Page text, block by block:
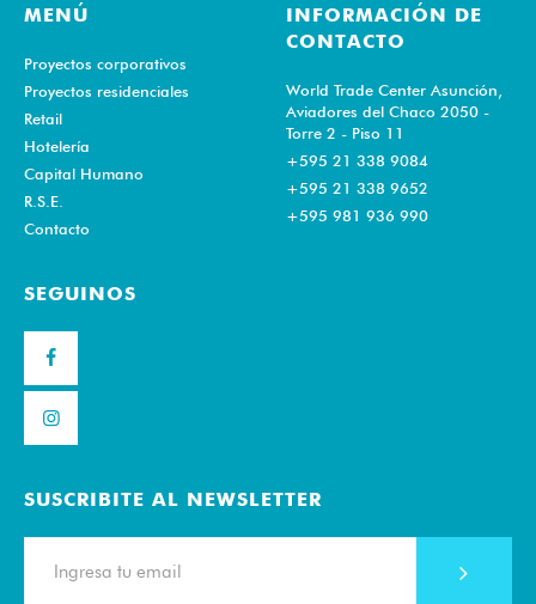
MENÚ
Proyectos corporativos
Proyectos residenciales
Retail
Hotelería
Capital Humano
R.S.E.
Contacto
INFORMACIÓN DE
CONTACTO
World Trade Center Asunción,
Aviadores del Chaco 2050 -
Torre 2 - Piso 11
+595 21 338 9084
+595 21 338 9652
+595 981 936 990
SEGUINOS
SUSCRIBITE AL NEWSLETTER